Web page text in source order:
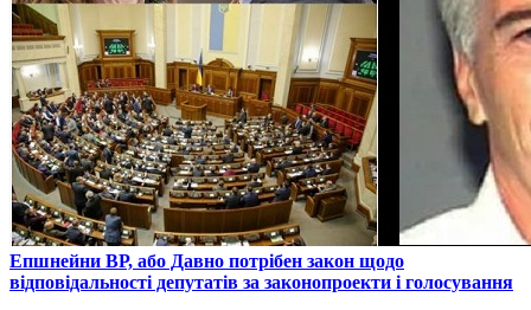
​Епшнейни ВР, або Давно потрібен закон щодо
відповідальності депутатів за законопроекти і голосування